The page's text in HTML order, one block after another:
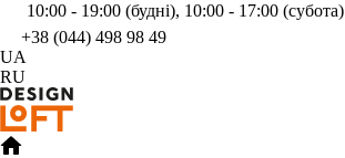
10:00 - 19:00 (будні), 10:00 - 17:00 (субота)
+38 (044) 498 98 49
UA
RU